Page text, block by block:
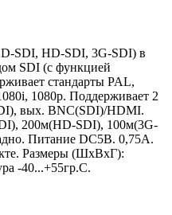
SDI, HD-SDI, 3G-SDI) в
SDI (с функцией
стандарты PAL,
1080p. Поддерживает 2
вых. BNC(SDI)/HDMI.
200м(HD-SDI), 100м(3G-
Питание DC5В. 0,75А.
Размеры (ШxВxГ):
-40...+55гр.С.